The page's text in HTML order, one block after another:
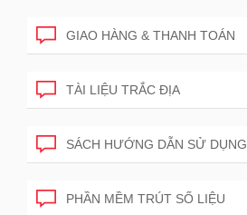
GIAO HÀNG & THANH TOÁN
TÀI LIỆU TRẮC ĐỊA
SÁCH HƯỚNG DẪN SỬ DỤNG
PHẦN MỀM TRÚT SỐ LIỆU